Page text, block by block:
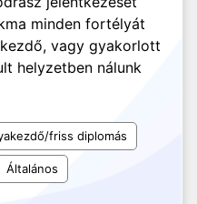
minden fortélyát
vagy gyakorlott
helyzetben nálunk
friss diplomás
Általános